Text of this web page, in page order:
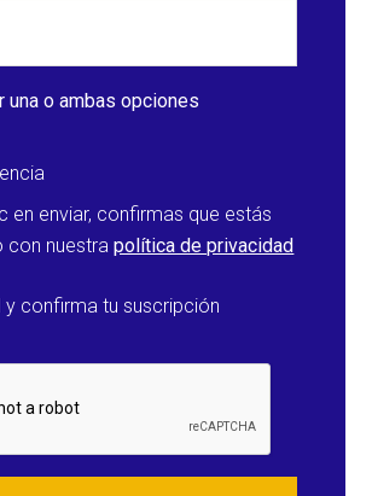
una o ambas opciones
en enviar, confirmas que estás
con nuestrapolítica de privacidad
y confirma tu suscripción